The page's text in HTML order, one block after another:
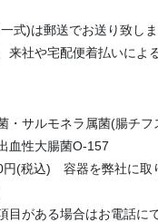
式)は郵送でお送り致し
来社や宅配便着払いによ
・サルモネラ属菌(腸チフ
血性大腸菌O-157
円(税込) 容器を弊社に取
目がある場合はお電話に